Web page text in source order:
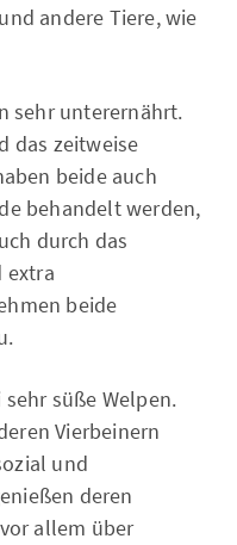
andere Tiere, wie
sehr unterernährt.
das zeitweise
beide auch
behandelt werden,
durch das
extra
beide
süße Welpen.
Vierbeinern
und
deren
allem über